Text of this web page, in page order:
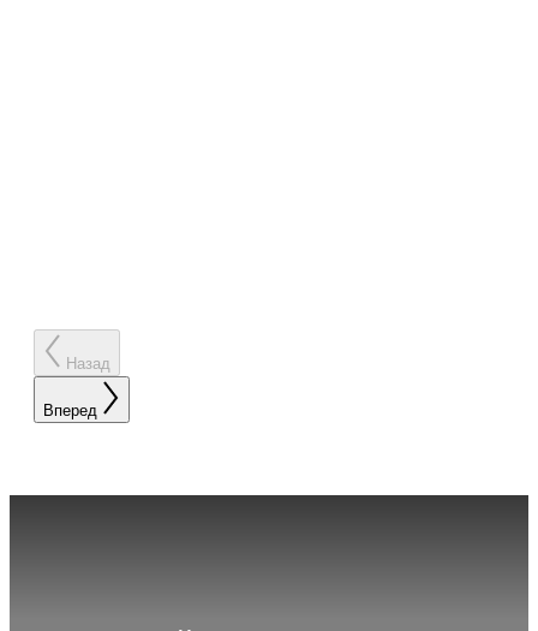
Назад
Вперед